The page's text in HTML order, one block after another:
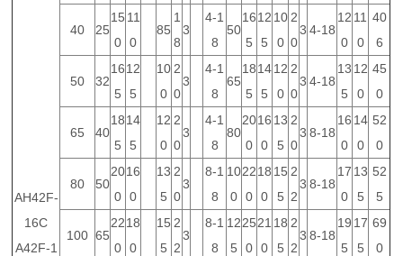
AH42F-
16C
A42F-1
40 25
15
0
11
0
85
1
8
3
4-1
8
50
16
5
12
5
10
0
2
0
3 4-18
12
0
11
0
40
6
50 32
16
5
12
5
10
0
2
0
3
4-1
8
65
18
5
14
5
12
0
2
0
3 4-18
13
5
12
0
45
0
65 40
18
5
14
5
12
0
2
0
3
4-1
8
80
20
0
16
0
13
5
2
0
3 8-18
16
0
14
0
52
0
80 50
20
0
16
0
13
5
2
0
3
8-1
8
10
0
22
0
18
0
15
5
2
2
3 8-18
17
0
13
5
52
5
100 65
22
0
18
0
15
5
2
2
3
8-1
8
12
5
25
0
21
0
18
5
2
2
3 8-18
19
5
17
5
69
0